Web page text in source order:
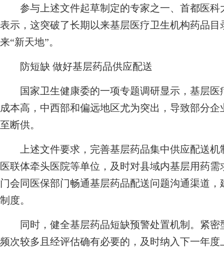
参与上述文件起草制定的专家之一、首都医科
表示，这突破了长期以来基层医疗卫生机构药品
来“新天地”。
防短缺 做好基层药品供应配送
国家卫生健康委的一项专题调研显示，基层医
成本高，中西部和偏远地区尤为突出，导致部分
至断供。
上述文件要求，完善基层药品集中供应配送机
医联体牵头医院等单位，及时对县域内基层用药
门会同医保部门畅通基层药品配送问题沟通渠道
制度。
同时，健全基层药品短缺预警处置机制。紧密
频次较多且经评估确有必要的，及时纳入下一年度